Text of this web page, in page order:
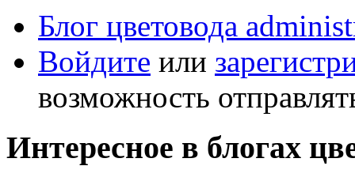
Блог цветовода
Войдите или
возможность
Интересное в блогах